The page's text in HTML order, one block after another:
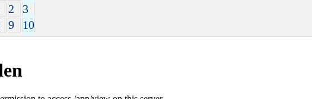
2
3
9 10